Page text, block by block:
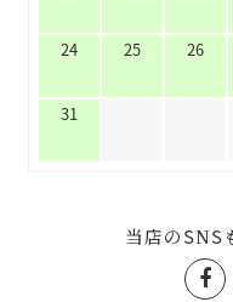
24 25 26
31
当店のSNS